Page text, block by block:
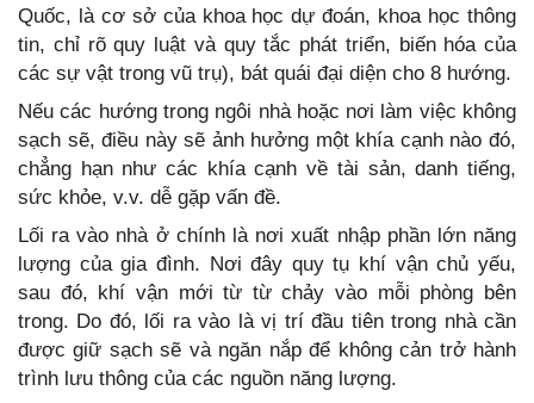
Quốc, là cơ sở của khoa học dự đoán, khoa học thông
tin, chỉ rõ quy luật và quy tắc phát triển, biến hóa của
các sự vật trong vũ trụ), bát quái đại diện cho 8 hướng.
Nếu các hướng trong ngôi nhà hoặc nơi làm việc không
sạch sẽ, điều này sẽ ảnh hưởng một khía cạnh nào đó,
chẳng hạn như các khía cạnh về tài sản, danh tiếng,
sức khỏe, v.v. dễ gặp vấn đề.
Lối ra vào nhà ở chính là nơi xuất nhập phần lớn năng
lượng của gia đình. Nơi đây quy tụ khí vận chủ yếu,
sau đó, khí vận mới từ từ chảy vào mỗi phòng bên
trong. Do đó, lối ra vào là vị trí đầu tiên trong nhà cần
được giữ sạch sẽ và ngăn nắp để không cản trở hành
trình lưu thông của các nguồn năng lượng.